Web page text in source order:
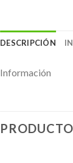
DESCRIPCIÓN
Información